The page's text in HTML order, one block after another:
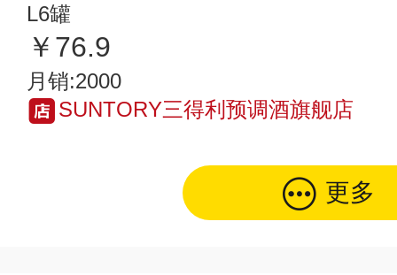
L6罐
￥76.9
月销:2000
SUNTORY三得利预调酒旗舰店
更多